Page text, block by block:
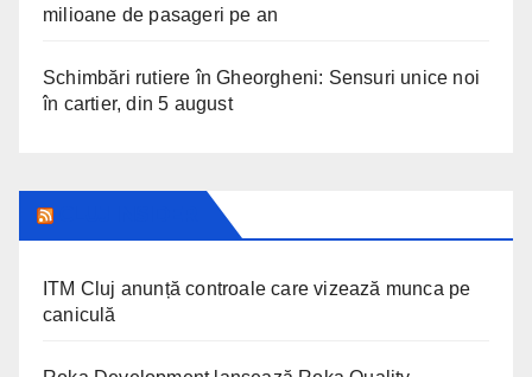
milioane de pasageri pe an
Schimbări rutiere în Gheorgheni: Sensuri unice noi
în cartier, din 5 august
ITM Cluj anunță controale care vizează munca pe
caniculă